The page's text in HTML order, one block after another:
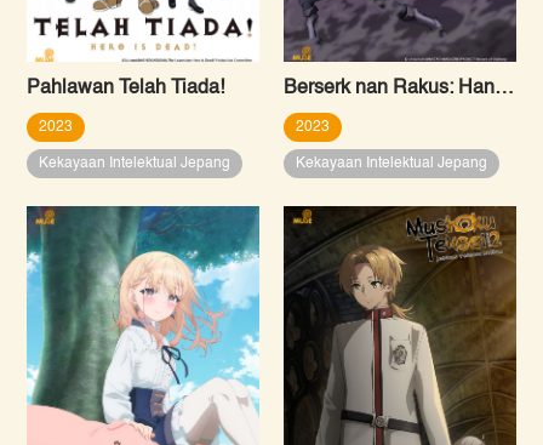
Pahlawan Telah Tiada!
2023
Kekayaan Intelektual Jepang
Berserk nan Rakus: Hanya Aku yang Mampu Menembus Batas Bernama “Level”
2023
Kekayaan Intelektual Jepang